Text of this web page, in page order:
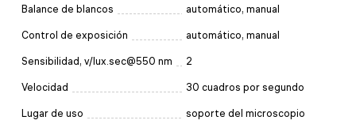
Balance de blancos automático, manual
Control de exposición automático, manual
Sensibilidad, v/lux.sec@550 nm 2
Velocidad 30 cuadros por segundo
Lugar de uso soporte del microscopio